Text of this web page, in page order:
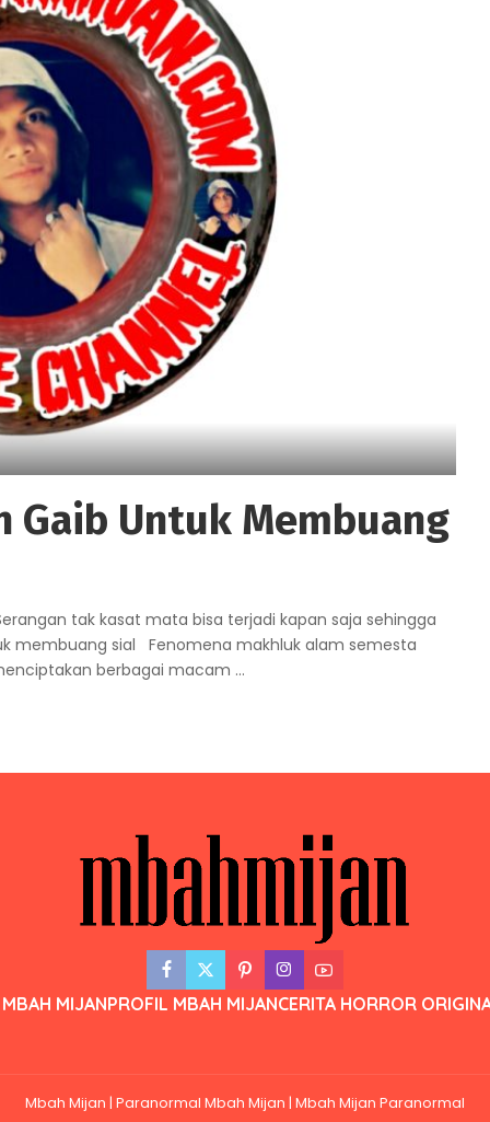
Gaib Untuk Membuang
tak kasat mata bisa terjadi kapan saja sehingga
membuang sial Fenomena makhluk alam semesta
berbagai macam ...
MIJANPROFIL MBAH MIJANCERITA HORROR
Mbah Mijan | Paranormal Mbah Mijan | Mbah Mijan Paranormal